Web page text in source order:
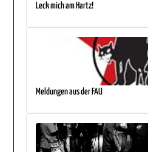
Leck mich am Hartz!
Meldungen aus der FAU